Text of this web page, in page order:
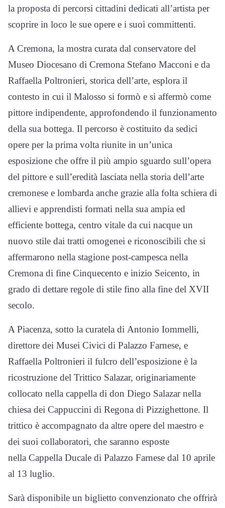
la proposta di percorsi cittadini dedicati all’artista per
scoprire in loco le sue opere e i suoi committenti.
A Cremona, la mostra curata dal conservatore del
Museo Diocesano di Cremona Stefano Macconi e da
Raffaella Poltronieri, storica dell’arte, esplora il
contesto in cui il Malosso si formò e si affermò come
pittore indipendente, approfondendo il funzionamento
della sua bottega. Il percorso è costituito da sedici
opere per la prima volta riunite in un’unica
esposizione che offre il più ampio sguardo sull’opera
del pittore e sull’eredità lasciata nella storia dell’arte
cremonese e lombarda anche grazie alla folta schiera di
allievi e apprendisti formati nella sua ampia ed
efficiente bottega, centro vitale da cui nacque un
nuovo stile dai tratti omogenei e riconoscibili che si
affermarono nella stagione post-campesca nella
Cremona di fine Cinquecento e inizio Seicento, in
grado di dettare regole di stile fino alla fine del XVII
secolo.
A Piacenza, sotto la curatela di Antonio Iommelli,
direttore dei Musei Civici di Palazzo Farnese, e
Raffaella Poltronieri il fulcro dell’esposizione è la
ricostruzione del Trittico Salazar, originariamente
collocato nella cappella di don Diego Salazar nella
chiesa dei Cappuccini di Regona di Pizzighettone. Il
trittico è accompagnato da altre opere del maestro e
dei suoi collaboratori, che saranno esposte
nella Cappella Ducale di Palazzo Farnese dal 10 aprile
al 13 luglio.
Sarà disponibile un biglietto convenzionato che offrirà